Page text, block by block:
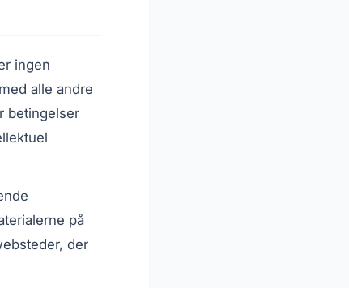
ingen
alle andre
betingelser
på
der